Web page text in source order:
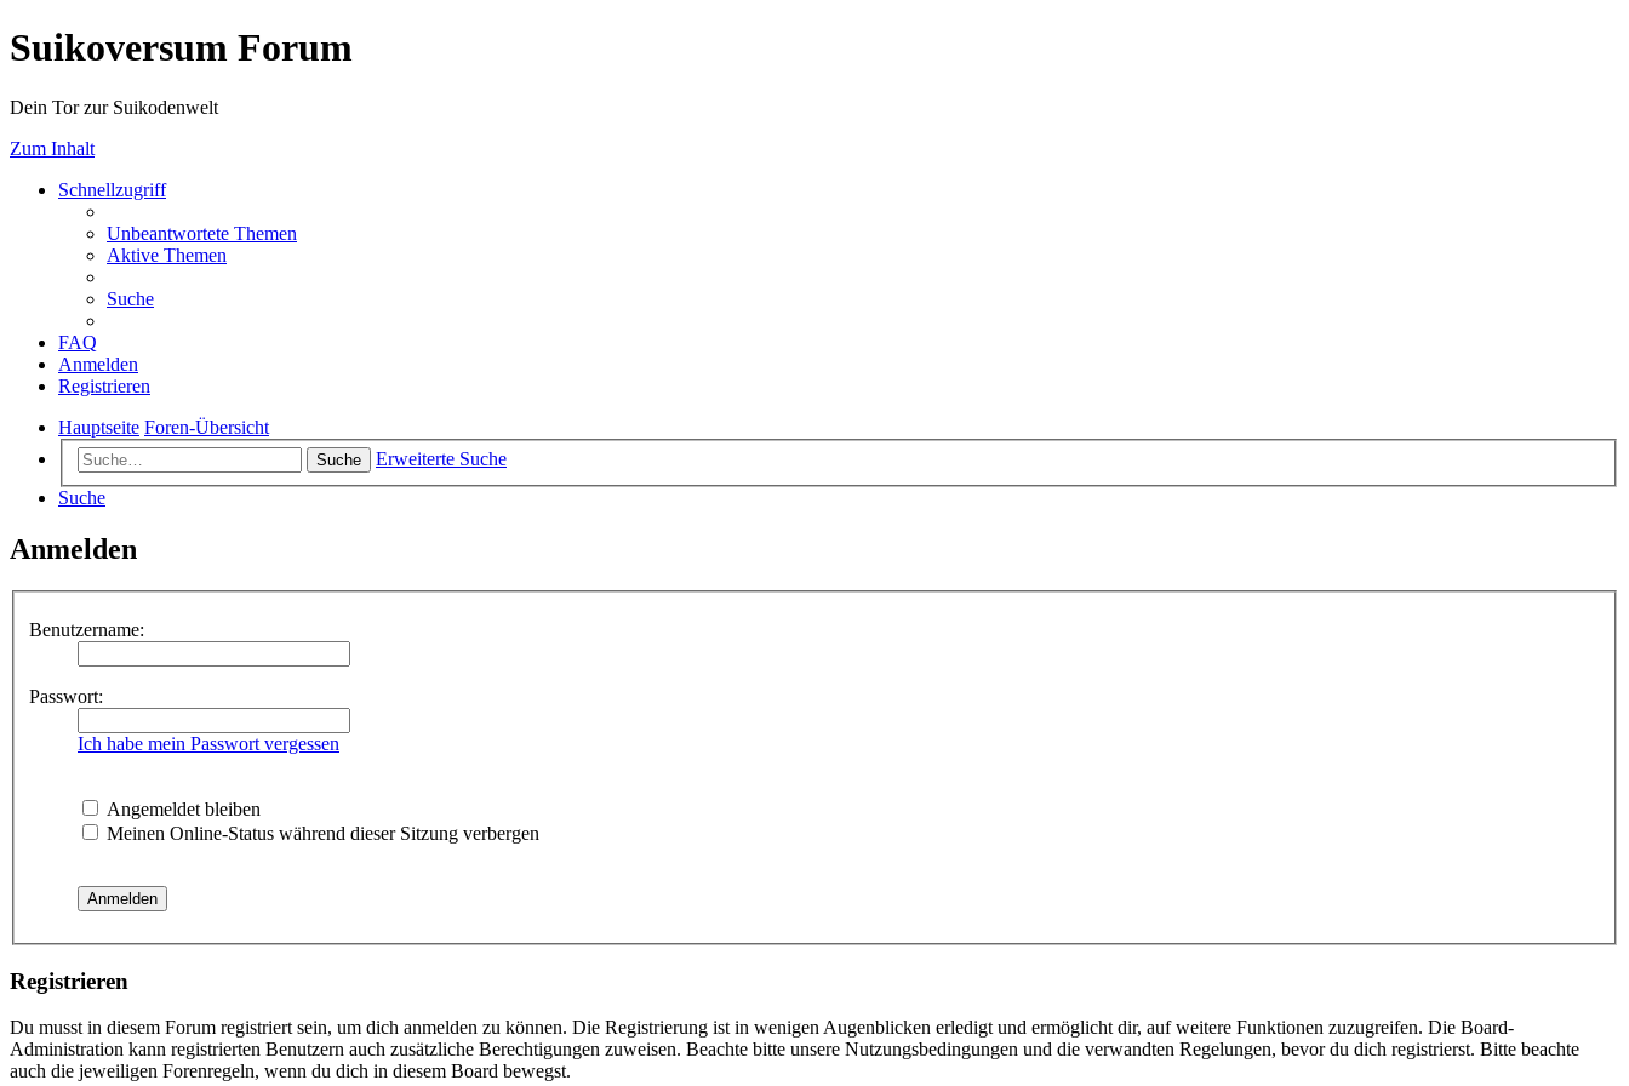
Suikoversum Forum
Dein Tor zur Suikodenwelt
Zum Inhalt
Schnellzugriff
Unbeantwortete Themen
Aktive Themen
Suche
FAQ
Anmelden
Registrieren
Hauptseite Foren-Übersicht
Suche
Erweiterte Suche
Suche
Anmelden
Benutzername:
Passwort:
Ich habe mein Passwort vergessen
Angemeldet bleiben
Meinen Online-Status während dieser Sitzung verbergen
Registrieren
Du musst in diesem Forum registriert sein, um dich anmelden zu können. Die Registrierung ist in wenigen Augenblicken erledigt und ermöglicht dir, auf weitere Funktionen zuzugreifen. Die Board-
Administration kann registrierten Benutzern auch zusätzliche Berechtigungen zuweisen. Beachte bitte unsere Nutzungsbedingungen und die verwandten Regelungen, bevor du dich registrierst. Bitte beachte
auch die jeweiligen Forenregeln, wenn du dich in diesem Board bewegst.